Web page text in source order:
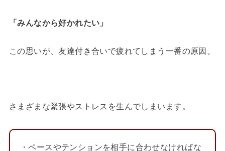
「みんなから好かれたい」
この思いが、友達付き合いで疲れてしまう一番の原因。
さまざまな緊張やストレスを生んでしまいます。
・ペースやテンションを相手に合わせなければな